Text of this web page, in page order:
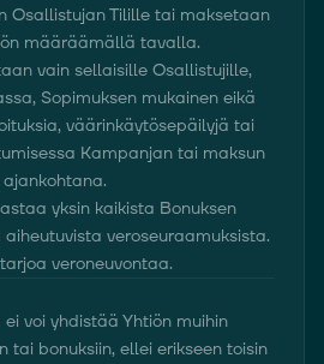
Osallistujan Tilille tai maksetaan
määräämällä tavalla.
vain sellaisille Osallistujille,
Sopimuksen mukainen eikä
väärinkäytösepäilyjä tai
Kampanjan tai maksun
ajankohtana.
yksin kaikista Bonuksen
veroseuraamuksista.
veroneuvontaa.
voi yhdistää Yhtiön muihin
tai bonuksiin, ellei erikseen toisin